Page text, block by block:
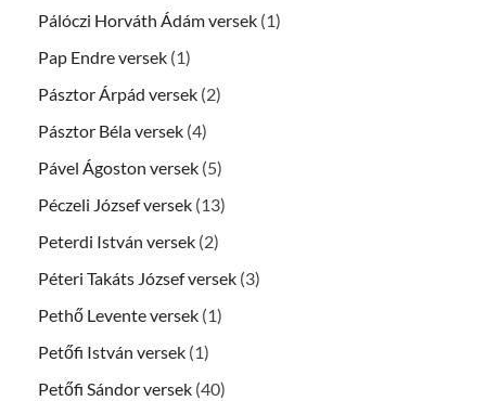
Pálóczi Horváth Ádám versek (1)
Pap Endre versek (1)
Pásztor Árpád versek (2)
Pásztor Béla versek (4)
Pável Ágoston versek (5)
Péczeli József versek (13)
Peterdi István versek (2)
Péteri Takáts József versek (3)
Pethő Levente versek (1)
Petőfi István versek (1)
Petőfi Sándor versek (40)